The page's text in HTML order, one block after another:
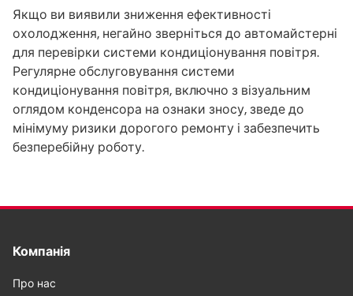
Якщо ви виявили зниження ефективності
охолодження, негайно зверніться до автомайстерні
для перевірки системи кондиціонування повітря.
Регулярне обслуговування системи
кондиціонування повітря, включно з візуальним
оглядом конденсора на ознаки зносу, зведе до
мінімуму ризики дорогого ремонту і забезпечить
безперебійну роботу.
Компанія
Про нас